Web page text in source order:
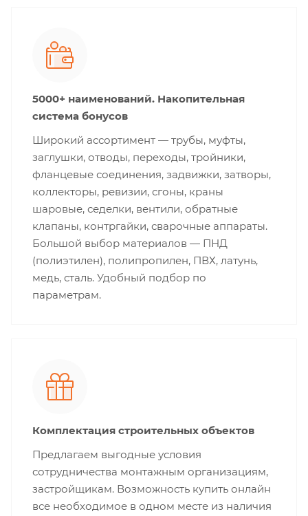
5000+ наименований. Накопительная
система бонусов
Широкий ассортимент — трубы, муфты,
заглушки, отводы, переходы, тройники,
фланцевые соединения, задвижки, затворы,
коллекторы, ревизии, сгоны, краны
шаровые, седелки, вентили, обратные
клапаны, контргайки, сварочные аппараты.
Большой выбор материалов — ПНД
(полиэтилен), полипропилен, ПВХ, латунь,
медь, сталь. Удобный подбор по
параметрам.
Комплектация строительных объектов
Предлагаем выгодные условия
сотрудничества монтажным организациям,
застройщикам. Возможность купить онлайн
все необходимое в одном месте из наличия